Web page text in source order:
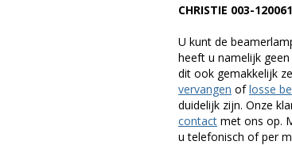
CHRISTIE 003-
U kunt de
heeft u namelijk
dit ook gemakkelijk
vervangen oflosse
duidelijk zijn. Onze
contact met ons op.
u telefonisch of per